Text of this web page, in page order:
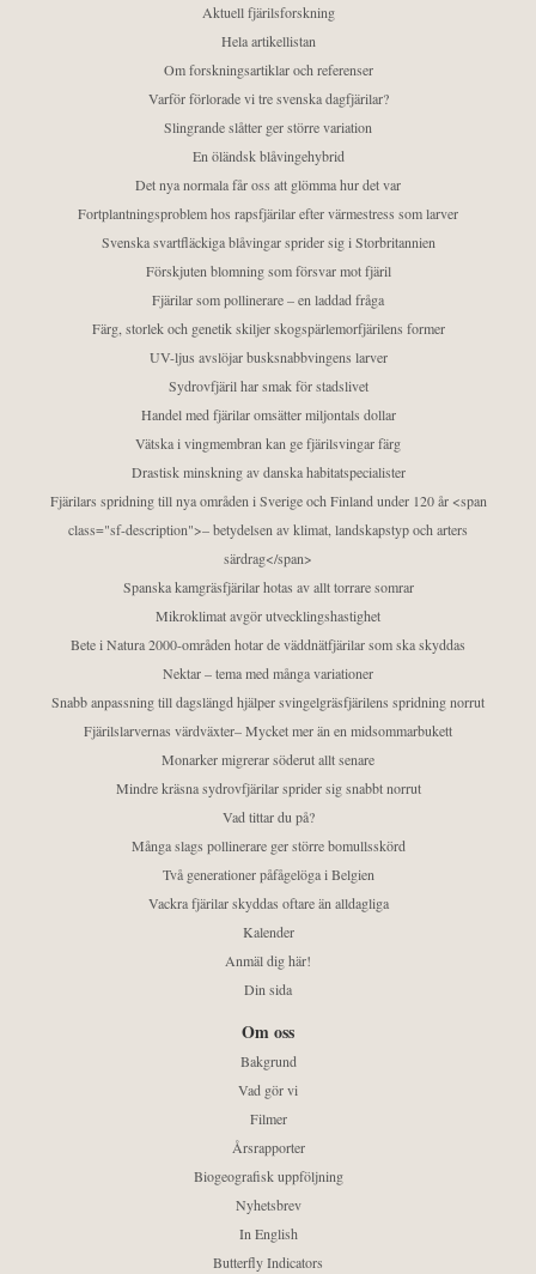
Aktuell fjärilsforskning
Hela artikellistan
Om forskningsartiklar och referenser
Varför förlorade vi tre svenska dagfjärilar?
Slingrande slåtter ger större variation
En öländsk blåvingehybrid
Det nya normala får oss att glömma hur det var
Fortplantningsproblem hos rapsfjärilar efter värmestress som larver
Svenska svartfläckiga blåvingar sprider sig i Storbritannien
Förskjuten blomning som försvar mot fjäril
Fjärilar som pollinerare – en laddad fråga
Färg, storlek och genetik skiljer skogspärlemorfjärilens former
UV-ljus avslöjar busksnabbvingens larver
Sydrovfjäril har smak för stadslivet
Handel med fjärilar omsätter miljontals dollar
Vätska i vingmembran kan ge fjärilsvingar färg
Drastisk minskning av danska habitatspecialister
Fjärilars spridning till nya områden i Sverige och Finland under 120 år <span
class="sf-description">– betydelsen av klimat, landskapstyp och arters
särdrag</span>
Spanska kamgräsfjärilar hotas av allt torrare somrar
Mikroklimat avgör utvecklingshastighet
Bete i Natura 2000-områden hotar de väddnätfjärilar som ska skyddas
Nektar – tema med många variationer
Snabb anpassning till dagslängd hjälper svingelgräsfjärilens spridning norrut
Fjärilslarvernas värdväxter– Mycket mer än en midsommarbukett
Monarker migrerar söderut allt senare
Mindre kräsna sydrovfjärilar sprider sig snabbt norrut
Vad tittar du på?
Många slags pollinerare ger större bomullsskörd
Två generationer påfågelöga i Belgien
Vackra fjärilar skyddas oftare än alldagliga
Kalender
Anmäl dig här!
Din sida
Om oss
Bakgrund
Vad gör vi
Filmer
Årsrapporter
Biogeografisk uppföljning
Nyhetsbrev
In English
Butterfly Indicators